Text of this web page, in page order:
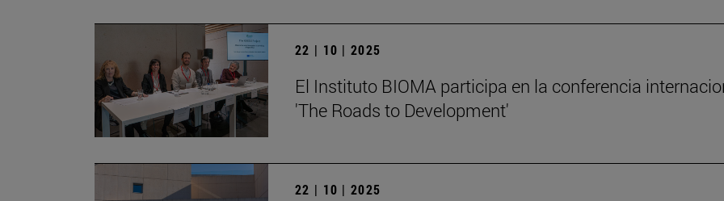
22 | 10 | 2025
El Instituto BIOMA participa en la conferencia
'The Roads to Development'
22 | 10 | 2025